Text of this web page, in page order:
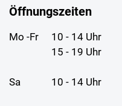
Öffnungszeiten
Mo -Fr
10 - 14 Uhr
15 - 19 Uhr
Sa 10 - 14 Uhr